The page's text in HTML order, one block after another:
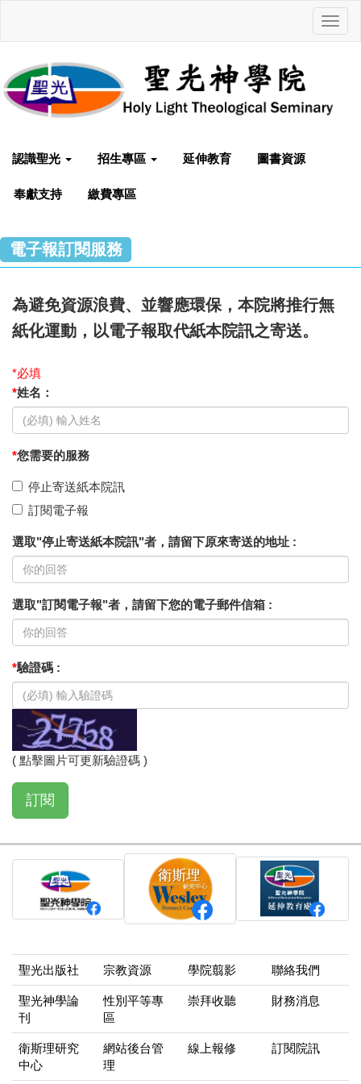
認識聖光 招生專區 延伸教育 圖書資源
奉獻支持 繳費專區
電子報訂閱服務
為避免資源浪費、並響應環保，本院將推行無
紙化運動，以電子報取代紙本院訊之寄送。
*必填
*姓名：
*您需要的服務
停止寄送紙本院訊
訂閱電子報
選取"停止寄送紙本院訊"者，請留下原來寄送的地址 :
選取"訂閱電子報"者，請留下您的電子郵件信箱 :
*驗證碼 :
證
碼
( 點擊圖片可更新驗證碼 )
訂閱
聖光出版社 宗教資源 學院翦影 聯絡我們
聖光神學論
刊
性別平等專
區
崇拜收聽 財務消息
衛斯理研究
中心
網站後台管
理
線上報修 訂閱院訊